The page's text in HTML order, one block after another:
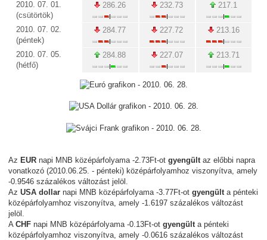
2010. 07. 01.
(csütörtök)
286.26 232.73 217.1
2010. 07. 02.
(péntek)
284.77 227.72 213.16
2010. 07. 05.
(hétfő)
284.88 227.07 213.71
Az EUR napi MNB középárfolyama -2.73Ft-ot gyengült az előbbi napra
vonatkozó (2010.06.25. - pénteki) középárfolyamhoz viszonyítva, amely
-0.9546 százalékos változást jelöl.
Az USA dollar napi MNB középárfolyama -3.77Ft-ot gyengült a pénteki
középárfolyamhoz viszonyítva, amely -1.6197 százalékos változást
jelöl.
A CHF napi MNB középárfolyama -0.13Ft-ot gyengült a pénteki
középárfolyamhoz viszonyítva, amely -0.0616 százalékos változást